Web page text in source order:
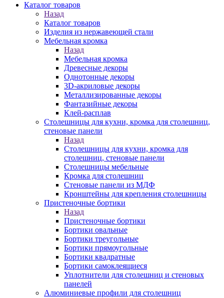
Каталог товаров
Назад
Каталог товаров
Изделия из нержавеющей стали
Мебельная кромка
Назад
Мебельная кромка
Древесные декоры
Однотонные декоры
3D-акриловые декоры
Металлизированные декоры
Фантазийные декоры
Клей-расплав
Столешницы для кухни, кромка для столешниц,
стеновые панели
Назад
Столешницы для кухни, кромка для
столешниц, стеновые панели
Столешницы мебельные
Кромка для столешниц
Стеновые панели из МДФ
Кронштейны для крепления столешницы
Пристеночные бортики
Назад
Пристеночные бортики
Бортики овальные
Бортики треугольные
Бортики прямоугольные
Бортики квадратные
Бортики самоклеящиеся
Уплотнители для столешниц и стеновых
панелей
Алюминиевые профили для столешниц